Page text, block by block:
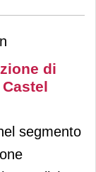
di
segmento